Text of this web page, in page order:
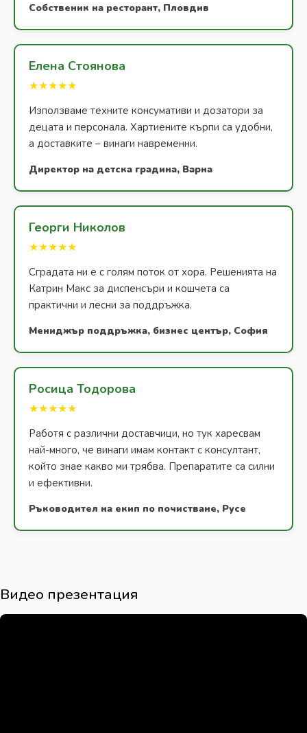
Собственик на ресторант, Пловдив
Елена Стоянова
★★★★★
Използваме техните консумативи и дозатори за
децата и персонала. Хартиените кърпи са удобни,
а доставките – винаги навременни.
Директор на детска градина, Варна
Георги Николов
★★★★★
Сградата ни е с голям поток от хора. Решенията на
Катрин Макс за диспенсъри и кошчета са
практични и лесни за поддръжка.
Мениджър поддръжка, бизнес център, София
Росица Тодорова
★★★★★
Работя с различни доставчици, но тук харесвам
най-много, че винаги имам контакт с консултант,
който знае какво ми трябва. Препаратите са силни
и ефективни.
Ръководител на екип по почистване, Русе
Видео презентация